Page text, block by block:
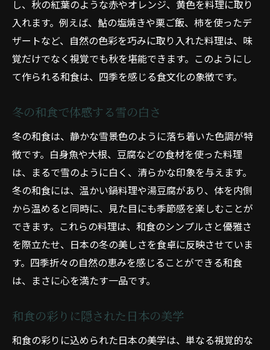
冬の和食が伝える静寂の美
和食の華やかさで四季を感じる
和食の彩りで視覚と味覚を楽しむ四季の美学
和食が視覚に与える影響
和食で触れる日本の四季の美意識
視覚から味覚への和食の誘い
和食の彩りがもたらす感動
自然の恵みを活かす和食で感じる四季の変化
和食における自然の恵みの活用
春の食材がもたらす和食の変化
夏の自然の力を活かした和食
秋の実りを味わう和食の魅力
冬の和食が伝える自然の温かみ
し、秋の紅葉のような赤やオレンジ、黄色を料理に取り
入れます。例えば、鮎の塩焼きや栗ご飯、柿を使ったデ
ザートなど、自然の色彩を巧みに取り入れた料理は、味
覚だけでなく視覚でも秋を堪能できます。このようにし
て作られる和食は、四季を感じる食文化の象徴です。
冬の和食で体感する雪の白さ
冬の和食は、静かな雪景色のように落ち着いた色調が特
徴です。白身魚や大根、豆腐などの食材を使った料理
は、まるで雪のように白く、清らかな印象を与えます。
冬の和食には、温かい鍋料理や湯豆腐があり、体を内側
から温めると同時に、見た目にも季節感を楽しむことが
できます。これらの料理は、和食のシンプルさと優雅さ
を際立たせ、日本の冬の美しさを食卓に反映させていま
す。四季折々の自然の恵みを感じることができる和食
は、まさに心を満たす一品です。
和食の彩りに隠された日本の美学
和食の彩りに込められた日本の美学は、単なる視覚的な